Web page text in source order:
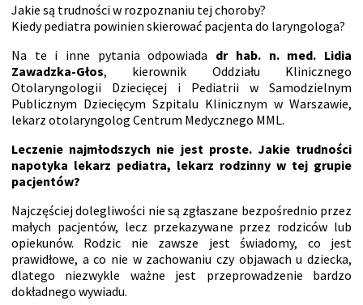
Jakie są trudności w rozpoznaniu tej choroby?
Kiedy pediatra powinien skierować pacjenta do laryngologa?
Na te i inne pytania odpowiada dr hab. n. med. Lidia
Zawadzka-Głos, kierownik Oddziału Klinicznego
Otolaryngologii Dziecięcej i Pediatrii w Samodzielnym
Publicznym Dziecięcym Szpitalu Klinicznym w Warszawie,
lekarz otolaryngolog Centrum Medycznego MML.
Leczenie najmłodszych nie jest proste. Jakie trudności
napotyka lekarz pediatra, lekarz rodzinny w tej grupie
pacjentów?
Najczęściej dolegliwości nie są zgłaszane bezpośrednio przez
małych pacjentów, lecz przekazywane przez rodziców lub
opiekunów. Rodzic nie zawsze jest świadomy, co jest
prawidłowe, a co nie w zachowaniu czy objawach u dziecka,
dlatego niezwykle ważne jest przeprowadzenie bardzo
dokładnego wywiadu.